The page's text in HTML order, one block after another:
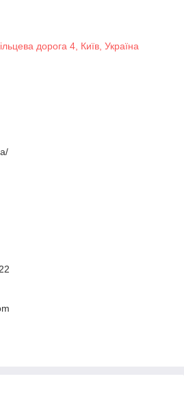
дорога 4, Київ, Україна